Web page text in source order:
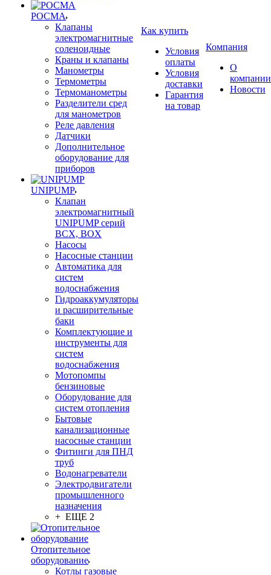
РОСМА
Клапаны
электромагнитные
соленоидные
Краны и клапаны
Манометры
Термометры
Термоманометры
Разделители сред
для манометров
Реле давления
Датчики
Дополнительное
оборудование для
приборов
UNIPUMP
Клапан
электромагнитный
UNIPUMP серий
BCX, BOX
Насосы
Насосные станции
Автоматика для
систем
водоснабжения
Гидроаккумуляторы
и расширительные
баки
Комплектующие и
инструменты для
систем
водоснабжения
Мотопомпы
бензиновые
Оборудование для
систем отопления
Бытовые
канализационные
насосные станции
Фитинги для ПНД
труб
Водонагреватели
Электродвигатели
промышленного
назначения
+ ЕЩЕ 2
Отопительное
оборудование
Котлы газовые
Как купить
Условия
оплаты
Условия
доставки
Гарантия
на товар
Компания
О
компании
Новости